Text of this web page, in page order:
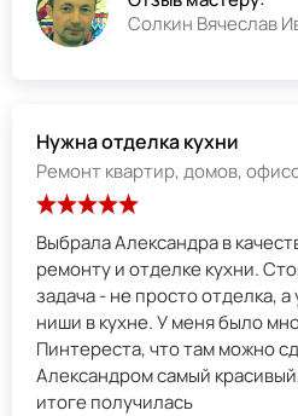
Солкин Вячеслав
Нужна отделка кухни
Ремонт квартир, домов,
Выбрала Александра в
ремонту и отделке кухни.
задача - не просто отделка,
ниши в кухне. У меня было много разных вариантов с
Пинтереста, что там можно
Александром самый
итоге получилась